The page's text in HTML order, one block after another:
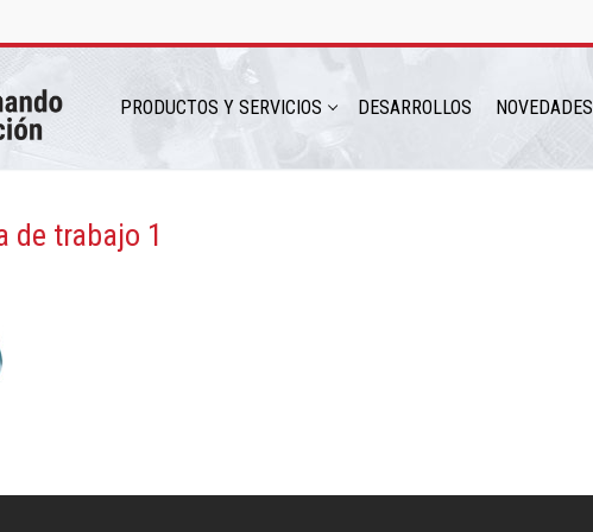
PRODUCTOS Y SERVICIOS DESARROLLOS NOVEDADES
de trabajo 1